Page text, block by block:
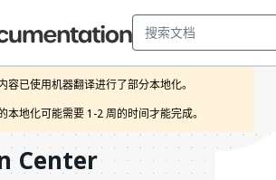
容已使用机器翻译进行了部分本地化。
本地化可能需要 1-2 周的时间才能完成。
Center